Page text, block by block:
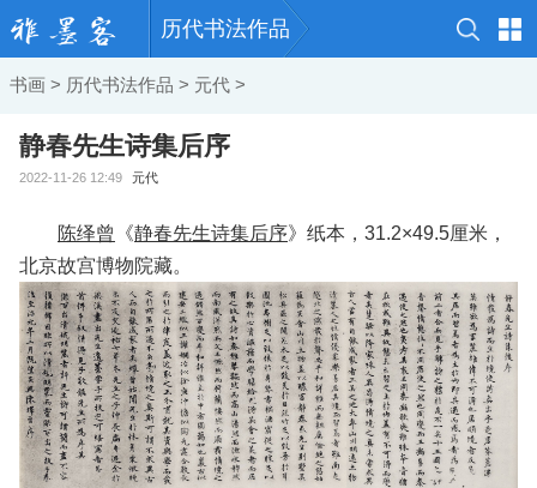
历代书法作品
书画 > 历代书法作品 > 元代 >
静春先生诗集后序
2022-11-26 12:49 元代
陈绎曾 《静春先生诗集后序》纸本，31.2×49.5厘米，
北京故宫博物院藏。